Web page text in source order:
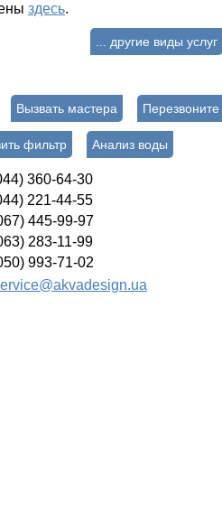
здесь.
... другие виды услуг
Вызвать мастера
фильтр Анализ воды
360-64-30
221-44-55
445-99-97
283-11-99
993-71-02